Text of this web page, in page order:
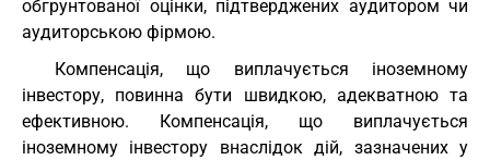
обгрунтованої оцінки, підтверджених аудитором чи
аудиторською фірмою.
Компенсація, що виплачується іноземному
інвестору, повинна бути швидкою, адекватною та
ефективною. Компенсація, що виплачується
іноземному інвестору внаслідок дій, зазначених у